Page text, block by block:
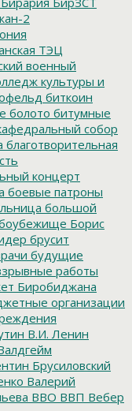
2
ТЭЦ
военный
культуры и
биткоин
болото битумные
собор
благотворительная
концерт
боевые патроны
большой
Борис
брусит
будущие
работы
Биробиджана
организации
В.И. Ленин
Брусиловский
Валерий
ВВО ВВП Вебер